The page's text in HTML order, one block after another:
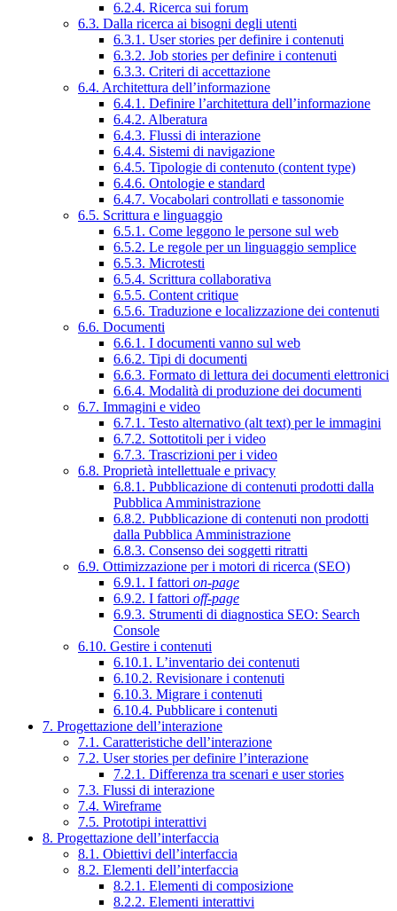
6.2.4. Ricerca sui forum
6.3. Dalla ricerca ai bisogni degli utenti
6.3.1. User stories per definire i contenuti
6.3.2. Job stories per definire i contenuti
6.3.3. Criteri di accettazione
6.4. Architettura dell’informazione
6.4.1. Definire l’architettura dell’informazione
6.4.2. Alberatura
6.4.3. Flussi di interazione
6.4.4. Sistemi di navigazione
6.4.5. Tipologie di contenuto (content type)
6.4.6. Ontologie e standard
6.4.7. Vocabolari controllati e tassonomie
6.5. Scrittura e linguaggio
6.5.1. Come leggono le persone sul web
6.5.2. Le regole per un linguaggio semplice
6.5.3. Microtesti
6.5.4. Scrittura collaborativa
6.5.5. Content critique
6.5.6. Traduzione e localizzazione dei contenuti
6.6. Documenti
6.6.1. I documenti vanno sul web
6.6.2. Tipi di documenti
6.6.3. Formato di lettura dei documenti elettronici
6.6.4. Modalità di produzione dei documenti
6.7. Immagini e video
6.7.1. Testo alternativo (alt text) per le immagini
6.7.2. Sottotitoli per i video
6.7.3. Trascrizioni per i video
6.8. Proprietà intellettuale e privacy
6.8.1. Pubblicazione di contenuti prodotti dalla
Pubblica Amministrazione
6.8.2. Pubblicazione di contenuti non prodotti
dalla Pubblica Amministrazione
6.8.3. Consenso dei soggetti ritratti
6.9. Ottimizzazione per i motori di ricerca (SEO)
6.9.1. I fattori on-page
6.9.2. I fattori off-page
6.9.3. Strumenti di diagnostica SEO: Search
Console
6.10. Gestire i contenuti
6.10.1. L’inventario dei contenuti
6.10.2. Revisionare i contenuti
6.10.3. Migrare i contenuti
6.10.4. Pubblicare i contenuti
7. Progettazione dell’interazione
7.1. Caratteristiche dell’interazione
7.2. User stories per definire l’interazione
7.2.1. Differenza tra scenari e user stories
7.3. Flussi di interazione
7.4. Wireframe
7.5. Prototipi interattivi
8. Progettazione dell’interfaccia
8.1. Obiettivi dell’interfaccia
8.2. Elementi dell’interfaccia
8.2.1. Elementi di composizione
8.2.2. Elementi interattivi